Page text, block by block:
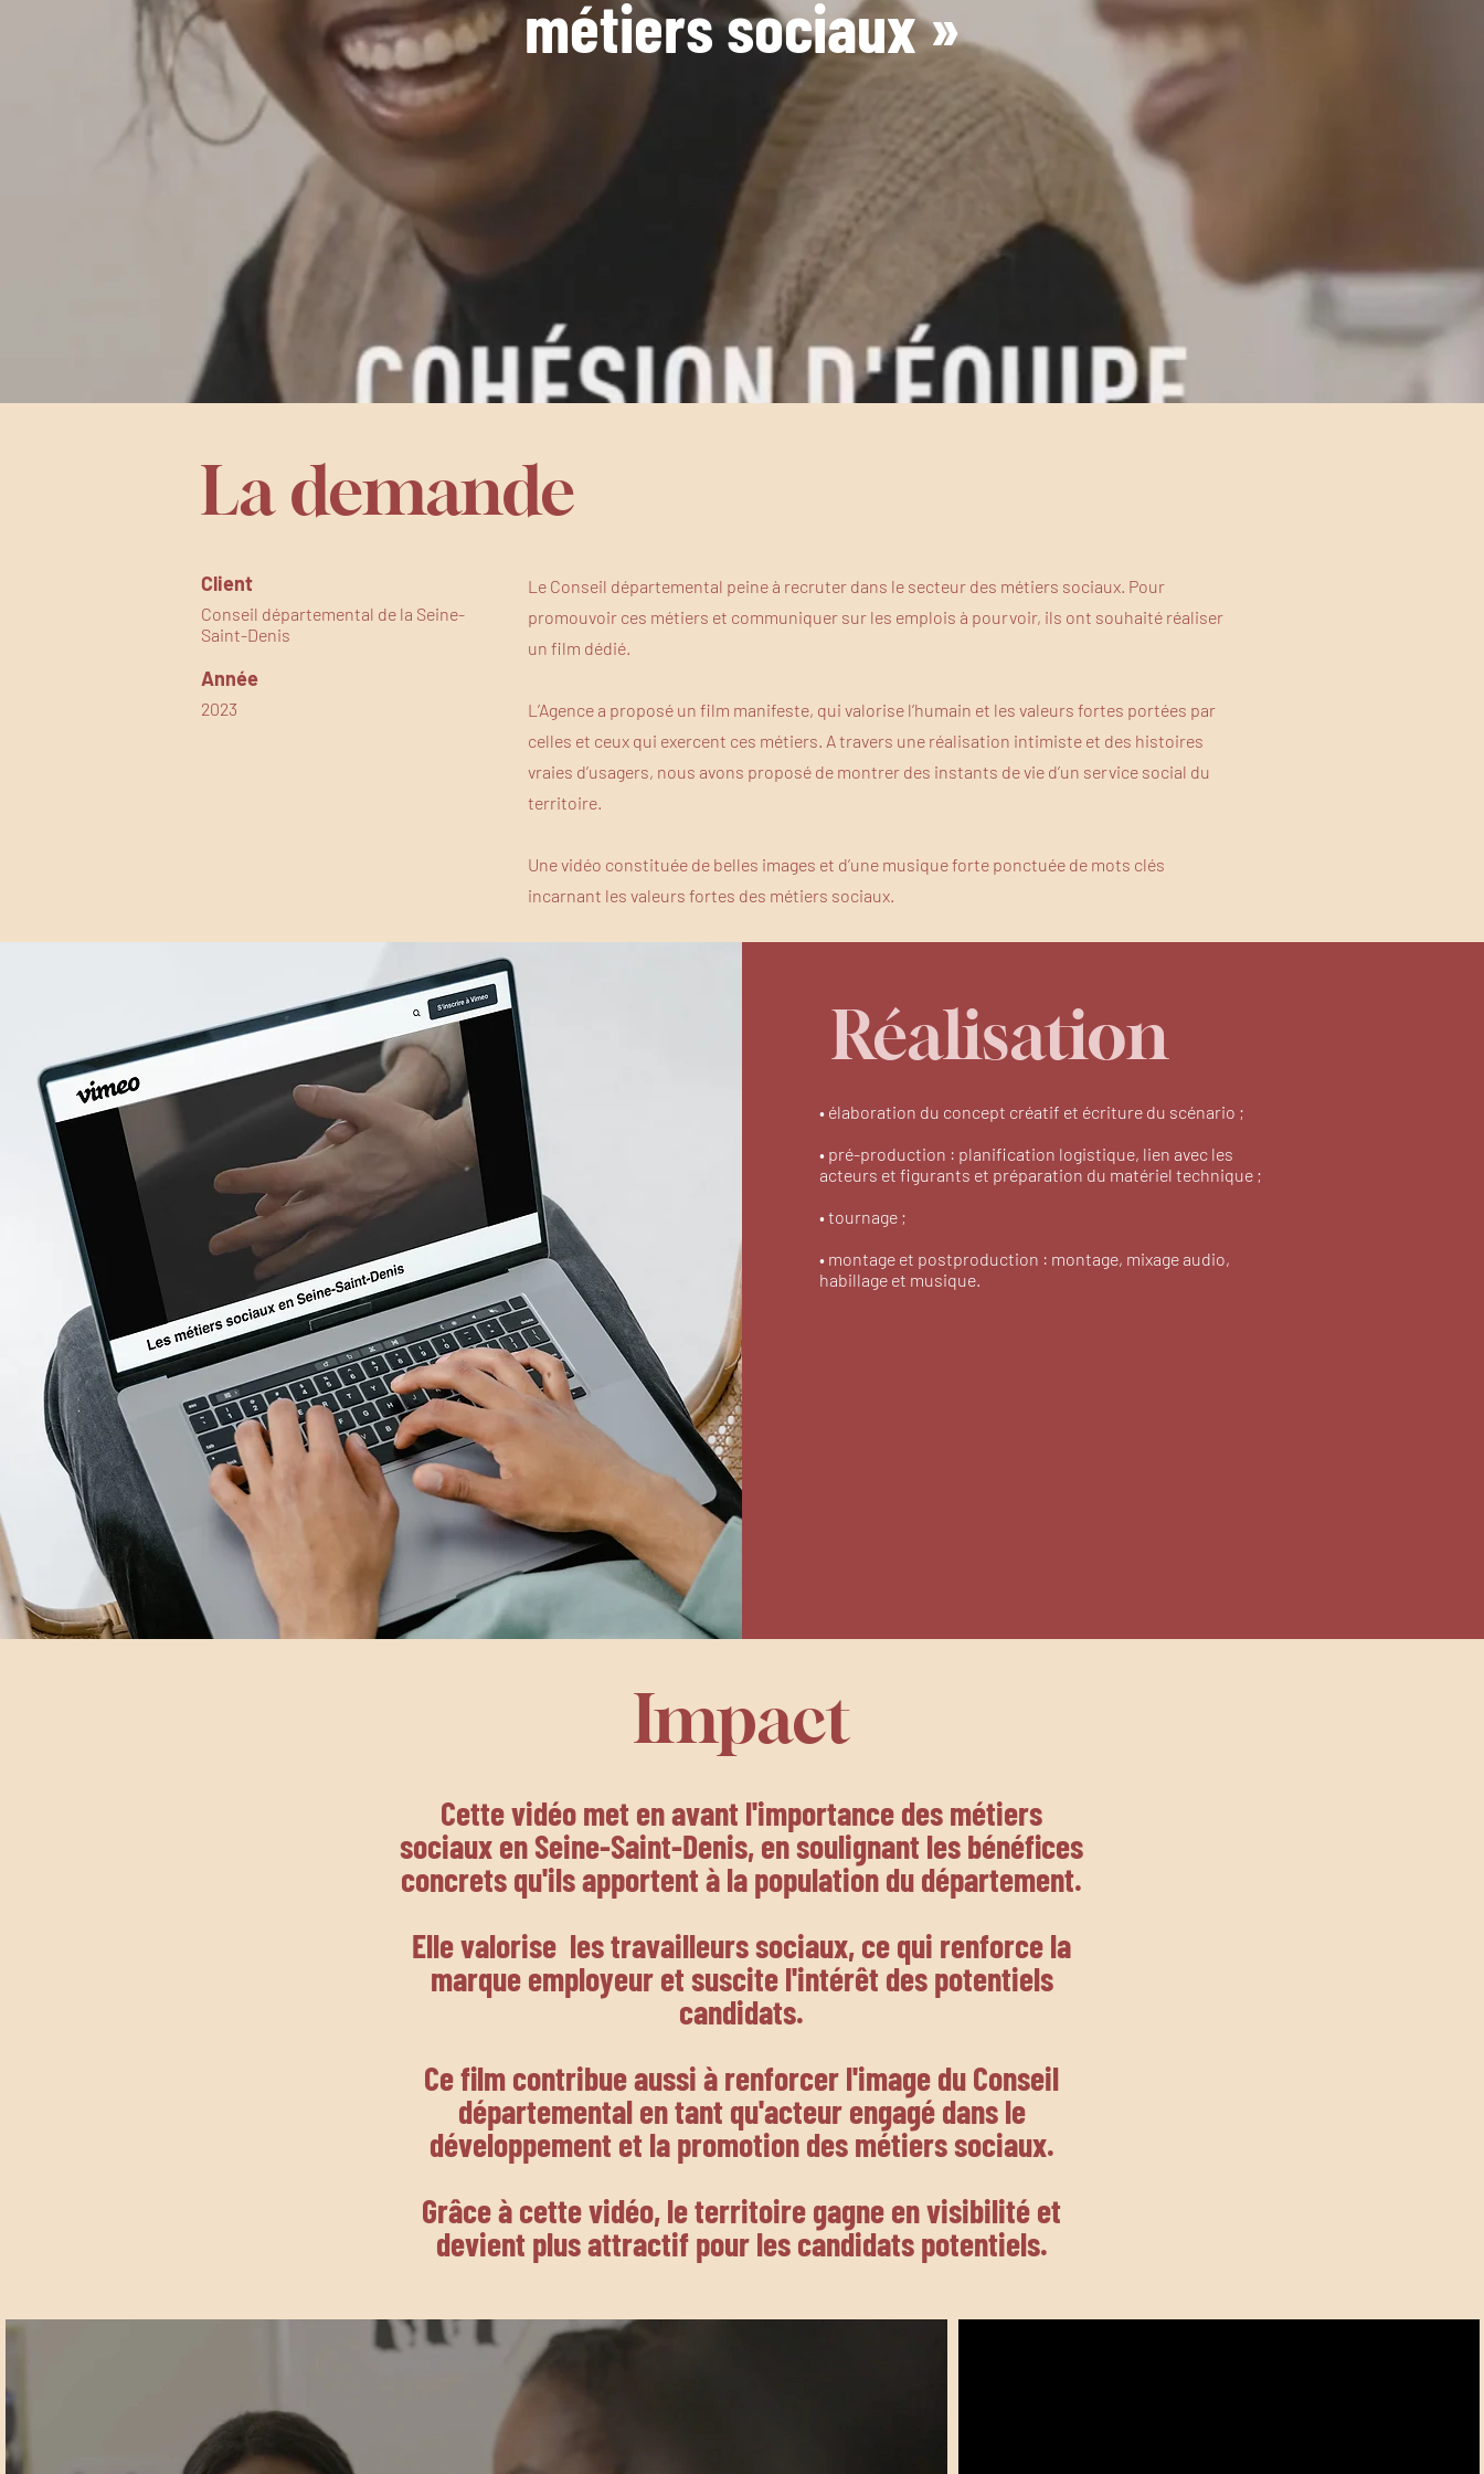
métiers sociaux »
La demande
Client
Conseil départemental de la Seine-
Saint-Denis
Année
2023
Le Conseil départemental peine à recruter dans le secteur des métiers sociaux. Pour
promouvoir ces métiers et communiquer sur les emplois à pourvoir, ils ont souhaité réaliser
un film dédié.
L’Agence a proposé un film manifeste, qui valorise l’humain et les valeurs fortes portées par
celles et ceux qui exercent ces métiers. A travers une réalisation intimiste et des histoires
vraies d’usagers, nous avons proposé de montrer des instants de vie d’un service social du
territoire.
Une vidéo constituée de belles images et d’une musique forte ponctuée de mots clés
incarnant les valeurs fortes des métiers sociaux.
Réalisation
• élaboration du concept créatif et écriture du scénario ;
• pré-production : planification logistique, lien avec les
acteurs et figurants et préparation du matériel technique ;
• tournage ;
• montage et postproduction : montage, mixage audio,
habillage et musique.
Impact
Cette vidéo met en avant l'importance des métiers
sociaux en Seine-Saint-Denis, en soulignant les bénéfices
concrets qu'ils apportent à la population du département.
Elle valorise les travailleurs sociaux, ce qui renforce la
marque employeur et suscite l'intérêt des potentiels
candidats.
Ce film contribue aussi à renforcer l'image du Conseil
départemental en tant qu'acteur engagé dans le
développement et la promotion des métiers sociaux.
Grâce à cette vidéo, le territoire gagne en visibilité et
devient plus attractif pour les candidats potentiels.